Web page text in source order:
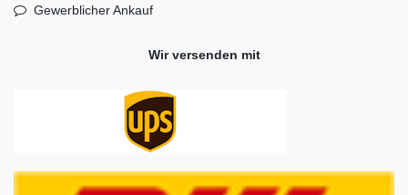
Gewerblicher Ankauf
Wir versenden mit